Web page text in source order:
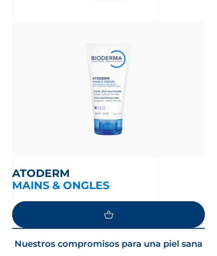
ATODERM
MAINS & ONGLES
Nuestros compromisos para una piel sana